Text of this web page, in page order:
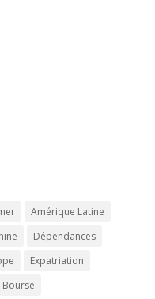
Amérique Latine
Dépendances
Expatriation
Bourse